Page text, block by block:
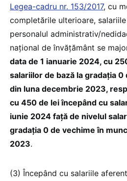
Legea-cadru nr. 153/2017, cu
completările ulterioare,
personalul administrativ/
național de învățământ se
data de 1 ianuarie 2024, cu
salariilor de bază la gradația
din luna decembrie 2023,
cu 450 de lei începând cu
iunie 2024 față de nivelul
gradația 0 de vechime în
2023.
(3) Începând cu salariile